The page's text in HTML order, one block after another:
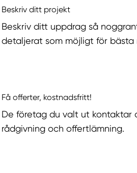
Beskriv ditt projekt
Beskriv ditt uppdrag så
detaljerat som möjligt för bästa
Få offerter, kostnadsfritt!
De företag du valt ut kontaktar
rådgivning och offertlämning.